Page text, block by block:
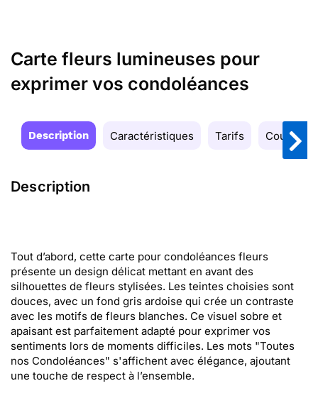
Carte fleurs lumineuses pour
exprimer vos condoléances
Description Caractéristiques Tarifs Couleurs
Description
Tout d’abord, cette carte pour condoléances fleurs
présente un design délicat mettant en avant des
silhouettes de fleurs stylisées. Les teintes choisies sont
douces, avec un fond gris ardoise qui crée un contraste
avec les motifs de fleurs blanches. Ce visuel sobre et
apaisant est parfaitement adapté pour exprimer vos
sentiments lors de moments difficiles. Les mots "Toutes
nos Condoléances" s'affichent avec élégance, ajoutant
une touche de respect à l’ensemble.